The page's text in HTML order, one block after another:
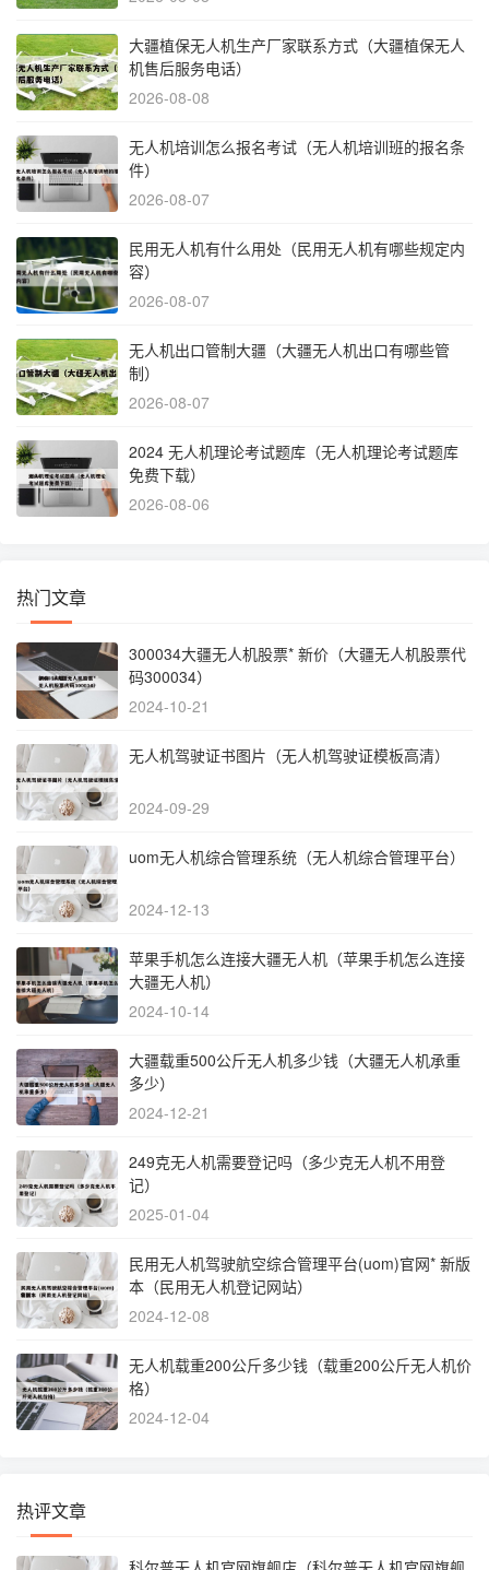
大疆植保无人机生产厂家联系方式（大疆植保无人
机售后服务电话）
2026-08-08
无人机培训怎么报名考试（无人机培训班的报名条
件）
2026-08-07
民用无人机有什么用处（民用无人机有哪些规定内
容）
2026-08-07
无人机出口管制大疆（大疆无人机出口有哪些管
制）
2026-08-07
2024 无人机理论考试题库（无人机理论考试题库
免费下载）
2026-08-06
热门文章
300034大疆无人机股票* 新价（大疆无人机股票代
码300034）
2024-10-21
无人机驾驶证书图片（无人机驾驶证模板高清）
2024-09-29
uom无人机综合管理系统（无人机综合管理平台）
2024-12-13
苹果手机怎么连接大疆无人机（苹果手机怎么连接
大疆无人机）
2024-10-14
大疆载重500公斤无人机多少钱（大疆无人机承重
多少）
2024-12-21
249克无人机需要登记吗（多少克无人机不用登
记）
2025-01-04
民用无人机驾驶航空综合管理平台(uom)官网* 新版
本（民用无人机登记网站）
2024-12-08
无人机载重200公斤多少钱（载重200公斤无人机价
格）
2024-12-04
热评文章